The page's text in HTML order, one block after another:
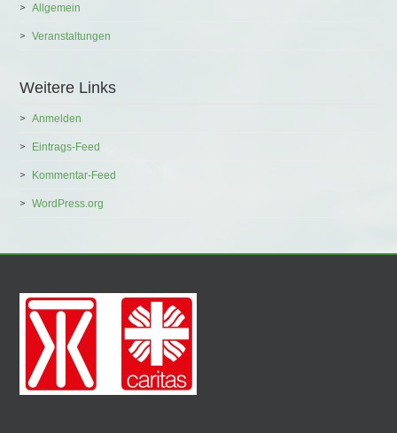
Allgemein
Veranstaltungen
Weitere Links
Anmelden
Eintrags-Feed
Kommentar-Feed
WordPress.org